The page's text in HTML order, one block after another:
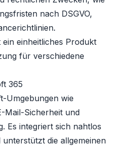
nach DSGVO,
einheitliches Produkt
für verschiedene
365
Umgebungen wie
Mail-Sicherheit und
Es integriert sich nahtlos
die allgemeinen